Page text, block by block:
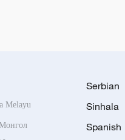
Melayu
Serbian
Sinhala
Spanish